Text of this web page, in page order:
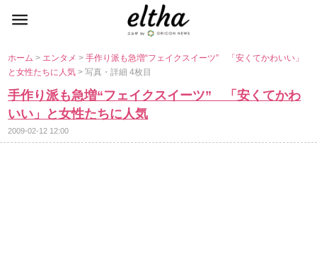
ホーム> エンタメ>手作り派も急増“フェイクスイーツ” 「安くてかわいい」
と女性たちに人気> 写真・詳細 4枚目
手作り派も急増“フェイクスイーツ” 「安くてかわ
いい」と女性たちに人気
2009-02-12 12:00